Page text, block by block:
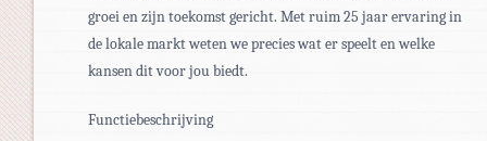
groei en zijn toekomst gericht. Met ruim 25 jaar ervaring in
de lokale markt weten we precies wat er speelt en welke
kansen dit voor jou biedt.
Functiebeschrijving